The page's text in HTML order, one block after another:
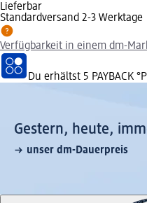
Lieferbar
Standardversand 2-3 Werktage
Verfügbarkeit in einem dm-
Du erhältst 5 PAYBACK
Gestern, heute,
unser dm-Dauerpreis